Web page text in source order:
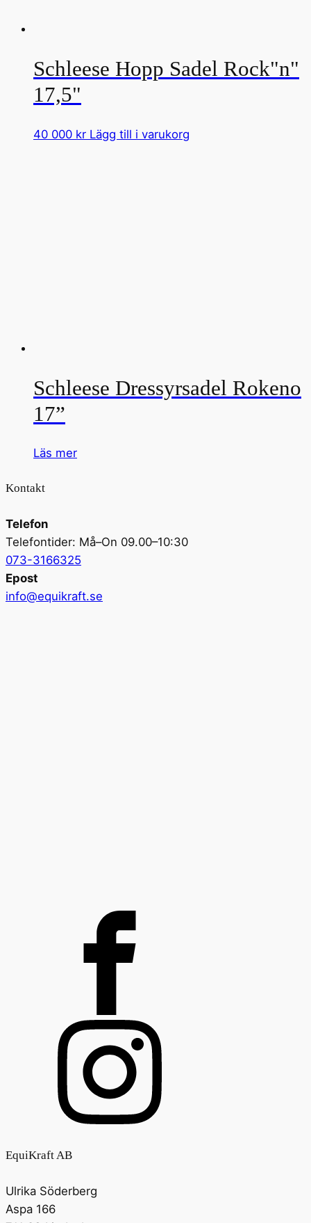
Schleese Hopp Sadel Rock"n"
17,5"
40 000 kr Lägg till i varukorg
Schleese Dressyrsadel Rokeno
17”
Läs mer
Kontakt
Telefon
Telefontider: Må–On 09.00–10:30
073-3166325
Epost
info@equikraft.se
EquiKraft AB
Ulrika Söderberg
Aspa 166